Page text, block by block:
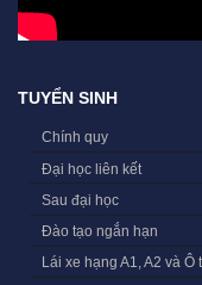
TUYỂN SINH
Chính quy
Đại học liên kết
Sau đại học
Đào tạo ngắn hạn
Lái xe hạng A1, A2 và Ô